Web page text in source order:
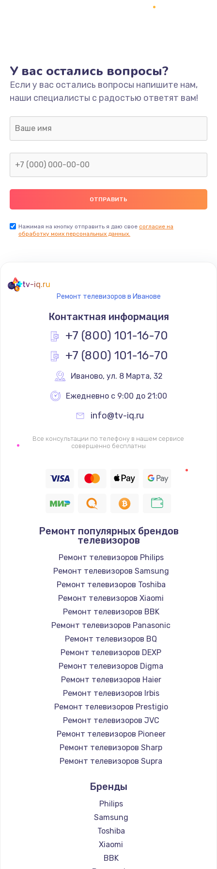
Не включается
1400 руб.
Заказать
Нет звука
800 руб.
Не видит флешку
400 руб.
Заказать
900 руб.
Заказать
900 руб.
Заказать
Не работает
1400 руб.
Восстановление цепи питания, пайка
Заказать
Программный ремонт/прошивка
Замена Bluetooth/Wi-Fi модуля
Заказать
Замена картридера
890 руб.
Заказать
Замена микросхемы NFC
1100 руб.
Заказать
Замена шим-контроллера
Заказать
Настройка Wi-Fi
1030 руб.
Заказать
У вас остались вопросы?
Если у вас остались вопросы напишите нам,
наши специалисты с радостью ответят вам!
Нажимая на кнопку отправить я даю свое согласие на
обработку моих персональных данных.
tv-iq.ru
Ремонт телевизоров в Иванове
Контактная информация
+7 (800) 101-16-70
+7 (800) 101-16-70
Иваново, ул. 8 Марта, 32
Ежедневно с 9:00 до 21:00
info@tv-iq.ru
Все консультации по телефону в нашем сервисе
совершенно бесплатны
Ремонт популярных брендов
телевизоров
Ремонт телевизоров Philips
Ремонт телевизоров Samsung
Ремонт телевизоров Toshiba
Ремонт телевизоров Xiaomi
Ремонт телевизоров BBK
Ремонт телевизоров Panasonic
Ремонт телевизоров BQ
Ремонт телевизоров DEXP
Ремонт телевизоров Digma
Ремонт телевизоров Haier
Ремонт телевизоров Irbis
Ремонт телевизоров Prestigio
Ремонт телевизоров JVC
Ремонт телевизоров Pioneer
Ремонт телевизоров Sharp
Ремонт телевизоров Supra
Ремонт телевизоров Hisense
Ремонт телевизоров Daewoo
Ремонт телевизоров Centek
Ремонт телевизоров Telefunken
Ремонт телевизоров Hyundai
Ремонт телевизоров Doffler
Бренды
Philips
Samsung
Toshiba
Xiaomi
BBK